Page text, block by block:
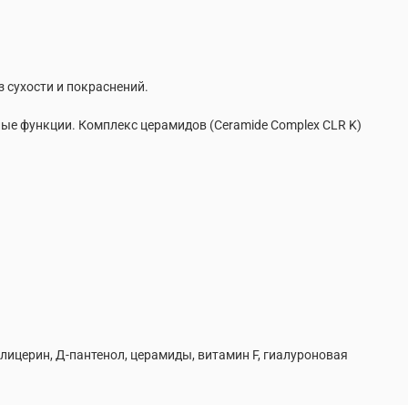
и покраснений.
функции. Комплекс церамидов (Ceramide Complex CLR K)
Д-пантенол, церамиды, витамин F, гиалуроновая